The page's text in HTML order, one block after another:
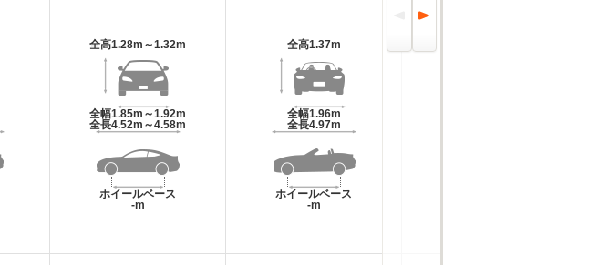
全高1.28m～1.32m
全幅1.85m～1.92m
全長4.52m～4.58m
ホイールベース
-m
全高1.37m
全幅1.96m
全長4.97m
ホイールベース
-m